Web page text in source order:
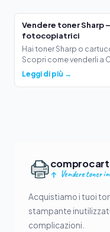
Vendere toner Sharp
fotocopiatrici
Hai toner Sharp o
Scopri come venderli a
Leggi di più →
Vendere toner
Acquistiamo i tuoi
stampante
complicazioni.